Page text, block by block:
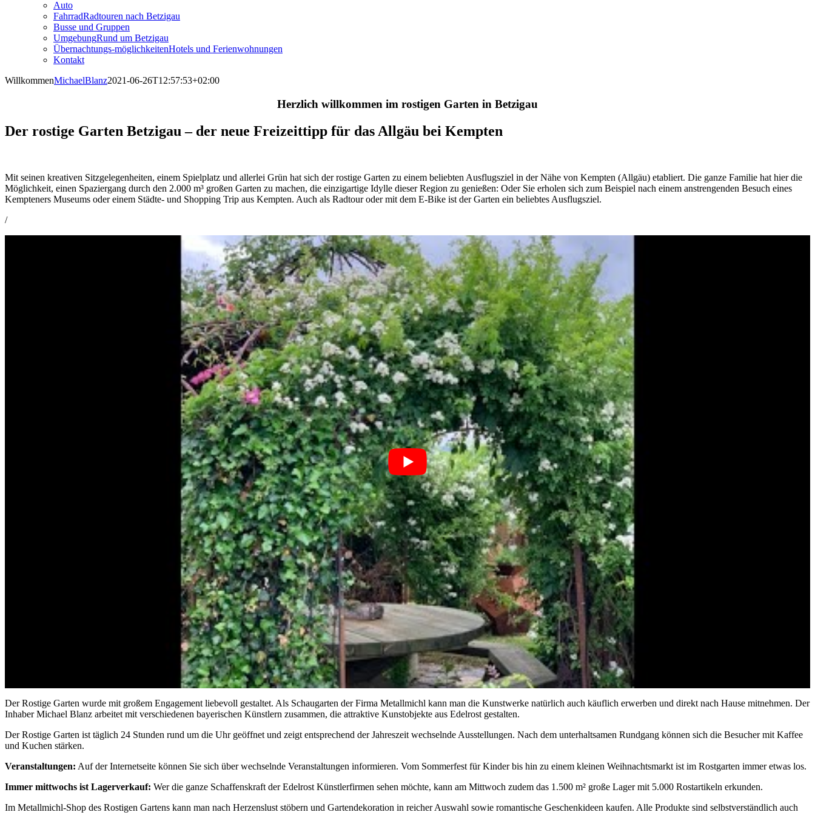
Auto
FahrradRadtouren nach Betzigau
Busse und Gruppen
UmgebungRund um Betzigau
Übernachtungs-möglichkeitenHotels und Ferienwohnungen
Kontakt
WillkommenMichaelBlanz2021-06-26T12:57:53+02:00
Herzlich willkommen im rostigen Garten in Betzigau
Der rostige Garten Betzigau – der neue Freizeittipp für das Allgäu bei Kempten
Mit seinen kreativen Sitzgelegenheiten, einem Spielplatz und allerlei Grün hat sich der rostige Garten zu einem beliebten Ausflugsziel in der Nähe von Kempten (Allgäu) etabliert. Die ganze Familie hat hier die
Möglichkeit, einen Spaziergang durch den 2.000 m³ großen Garten zu machen, die einzigartige Idylle dieser Region zu genießen: Oder Sie erholen sich zum Beispiel nach einem anstrengenden Besuch eines
Kempteners Museums oder einem Städte- und Shopping Trip aus Kempten. Auch als Radtour oder mit dem E-Bike ist der Garten ein beliebtes Ausflugsziel.
/
Der Rostige Garten wurde mit großem Engagement liebevoll gestaltet. Als Schaugarten der Firma Metallmichl kann man die Kunstwerke natürlich auch käuflich erwerben und direkt nach Hause mitnehmen. Der
Inhaber Michael Blanz arbeitet mit verschiedenen bayerischen Künstlern zusammen, die attraktive Kunstobjekte aus Edelrost gestalten.
Der Rostige Garten ist täglich 24 Stunden rund um die Uhr geöffnet und zeigt entsprechend der Jahreszeit wechselnde Ausstellungen. Nach dem unterhaltsamen Rundgang können sich die Besucher mit Kaffee
und Kuchen stärken.
Veranstaltungen: Auf der Internetseite können Sie sich über wechselnde Veranstaltungen informieren. Vom Sommerfest für Kinder bis hin zu einem kleinen Weihnachtsmarkt ist im Rostgarten immer etwas los.
Immer mittwochs ist Lagerverkauf: Wer die ganze Schaffenskraft der Edelrost Künstlerfirmen sehen möchte, kann am Mittwoch zudem das 1.500 m² große Lager mit 5.000 Rostartikeln erkunden.
Im Metallmichl-Shop des Rostigen Gartens kann man nach Herzenslust stöbern und Gartendekoration in reicher Auswahl sowie romantische Geschenkideen kaufen. Alle Produkte sind selbstverständlich auch